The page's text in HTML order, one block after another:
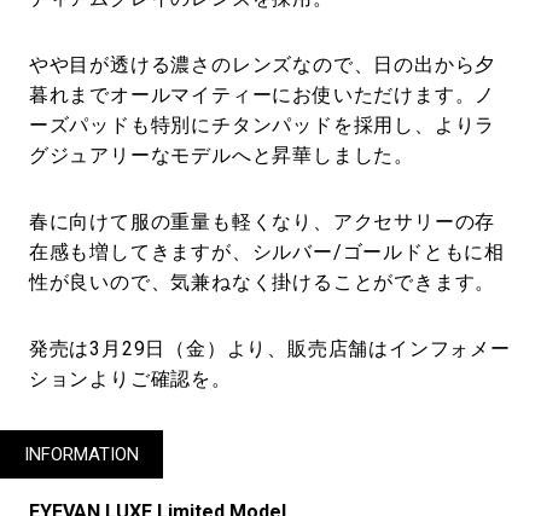
やや目が透ける濃さのレンズなので、日の出から夕
暮れまでオールマイティーにお使いただけます。ノ
ーズパッドも特別にチタンパッドを採用し、よりラ
グジュアリーなモデルへと昇華しました。
春に向けて服の重量も軽くなり、アクセサリーの存
在感も増してきますが、シルバー/ゴールドともに相
性が良いので、気兼ねなく掛けることができます。
発売は3月29日（金）より、販売店舗はインフォメー
ションよりご確認を。
INFORMATION